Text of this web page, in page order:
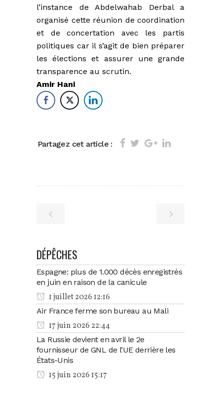
l’instance de Abdelwahab Derbal a
organisé cette réunion de coordination
et de concertation avec les partis
politiques car il s’agit de bien préparer
les élections et assurer une grande
transparence au scrutin.
Amir Hani
Partagez cet article :
DÉPÊCHES
Espagne: plus de 1.000 décès enregistrés
en juin en raison de la canicule
1 juillet 2026 12:16
Air France ferme son bureau au Mali
17 juin 2026 22:44
La Russie devient en avril le 2e
fournisseur de GNL de l’UE derrière les
États-Unis
15 juin 2026 15:17